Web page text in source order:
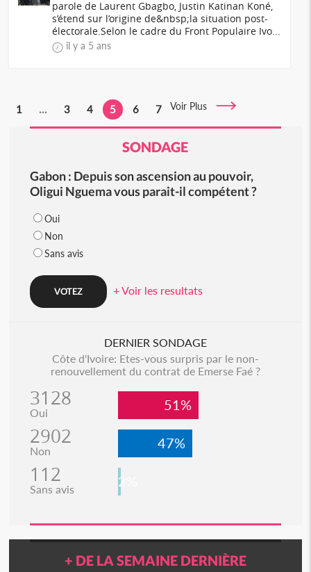
parole de Laurent Gbagbo, Justin Katinan Koné,
s’étend sur l’origine de&nbsp;la situation post-
électorale.Selon le cadre du Front Populaire Ivo...
il y a 5 ans
1 ... 3 4 5 6 7 Voir Plus
SONDAGE
Gabon : Depuis son ascension au pouvoir,
Oligui Nguema vous parait-il compétent ?
Oui
Non
Sans avis
+ Voir les resultats
DERNIER SONDAGE
Côte d'Ivoire: Etes-vous surpris par le non-
renouvellement du contrat de Emerse Faé ?
3128
Oui 51%
2902
Non 47%
112
Sans avis 2%
+ DE LA SEMAINE DERNIÈRE